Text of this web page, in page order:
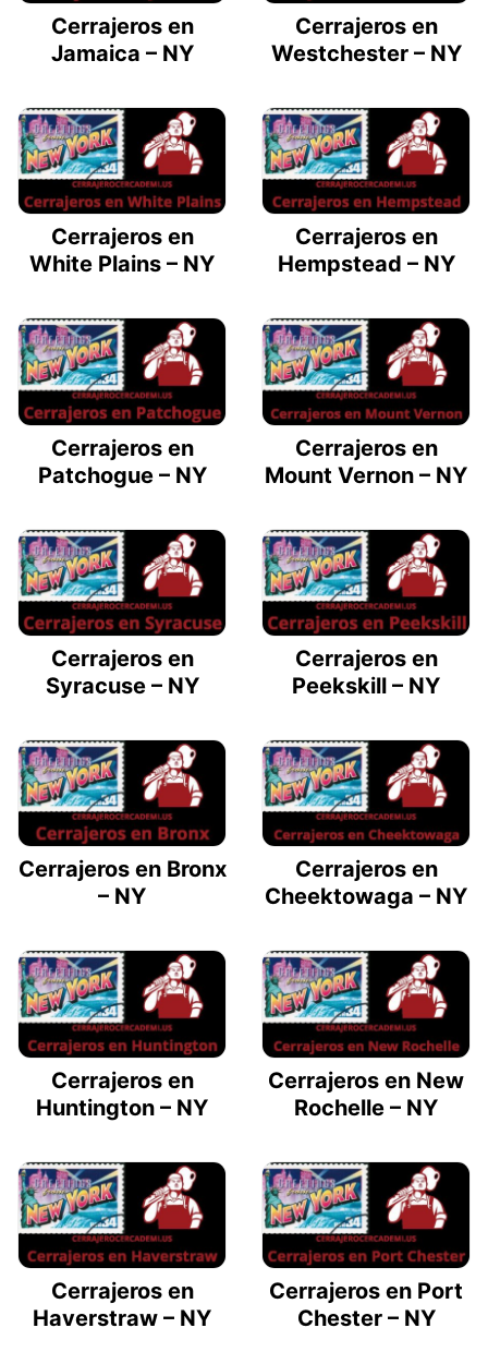
Cerrajeros en
Jamaica – NY
Cerrajeros en
Westchester – NY
Cerrajeros en
White Plains – NY
Cerrajeros en
Hempstead – NY
Cerrajeros en
Patchogue – NY
Cerrajeros en
Mount Vernon – NY
Cerrajeros en
Syracuse – NY
Cerrajeros en
Peekskill – NY
Cerrajeros en Bronx
– NY
Cerrajeros en
Cheektowaga – NY
Cerrajeros en
Huntington – NY
Cerrajeros en New
Rochelle – NY
Cerrajeros en
Haverstraw – NY
Cerrajeros en Port
Chester – NY